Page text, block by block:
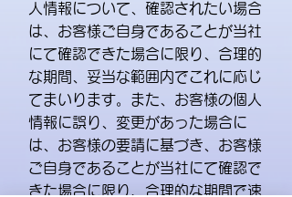
人情報について、確認されたい場合
は、お客様ご自身であることが当社
にて確認できた場合に限り、合理的
な期間、妥当な範囲内でこれに応じ
てまいります。また、お客様の個人
情報に誤り、変更があった場合に
は、お客様の要請に基づき、お客様
ご自身であることが当社にて確認で
きた場合に限り、合理的な期間で速